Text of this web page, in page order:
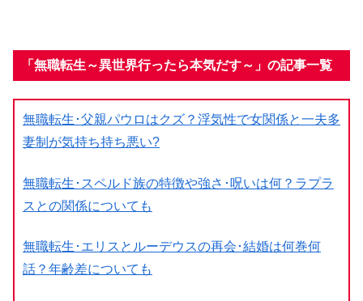
「無職転生～異世界行ったら本気だす～」の記事一覧
無職転生･父親パウロはクズ？浮気性で女関係と一夫多
妻制が気持ち持ち悪い?
無職転生･スペルド族の特徴や強さ･呪いは何？ラプラ
スとの関係についても
無職転生･エリスとルーデウスの再会･結婚は何巻何
話？年齢差についても